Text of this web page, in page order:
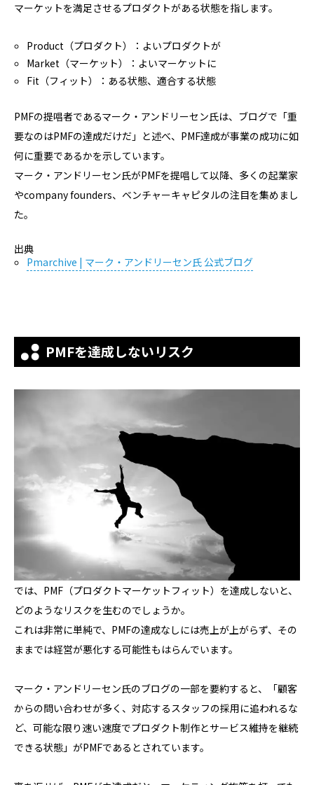
マーケットを満足させるプロダクトがある状態を指します。
Product（プロダクト）：よいプロダクトが
Market（マーケット）：よいマーケットに
Fit（フィット）：ある状態、適合する状態
PMFの提唱者であるマーク・アンドリーセン氏は、ブログで「重
要なのはPMFの達成だけだ」と述べ、PMF達成が事業の成功に如
何に重要であるかを示しています。
マーク・アンドリーセン氏がPMFを提唱して以降、多くの起業家
やcompany founders、ベンチャーキャピタルの注目を集めまし
た。
出典
Pmarchive | マーク・アンドリーセン氏 公式ブログ
PMFを達成しないリスク
では、PMF（プロダクトマーケットフィット）を達成しないと、
どのようなリスクを生むのでしょうか。
これは非常に単純で、PMFの達成なしには売上が上がらず、その
ままでは経営が悪化する可能性もはらんでいます。
マーク・アンドリーセン氏のブログの一部を要約すると、「顧客
からの問い合わせが多く、対応するスタッフの採用に追われるな
ど、可能な限り速い速度でプロダクト制作とサービス維持を継続
できる状態」がPMFであるとされています。